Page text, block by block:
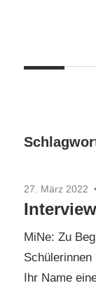
27. März 2022
MiNe: Zu
Ihr Name